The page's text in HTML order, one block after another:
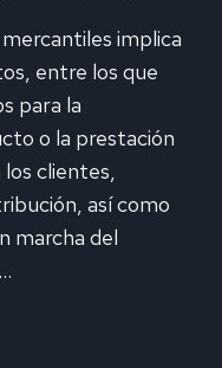
implica
entre los que
para la
o la prestación
los clientes,
así como
marcha del